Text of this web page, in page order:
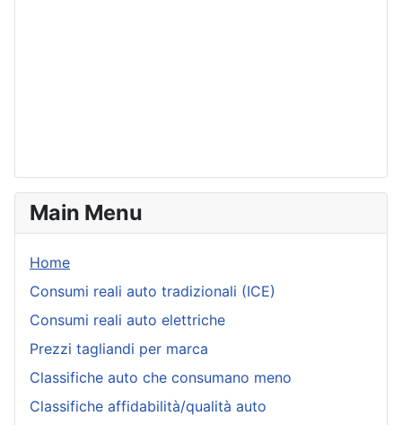
Main Menu
Home
Consumi reali auto tradizionali (ICE)
Consumi reali auto elettriche
Prezzi tagliandi per marca
Classifiche auto che consumano meno
Classifiche affidabilità/qualità auto